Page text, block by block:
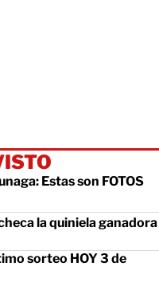
Estas son FOTOS
la quiniela ganadora
sorteo HOY 3 de